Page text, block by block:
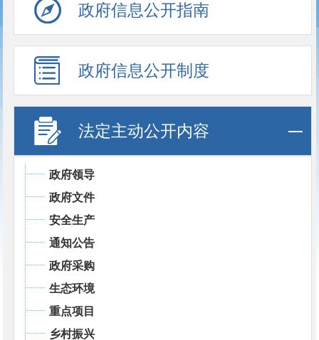
政府信息公开指南
政府信息公开制度
法定主动公开内容
政府领导
政府文件
安全生产
通知公告
政府采购
生态环境
重点项目
乡村振兴